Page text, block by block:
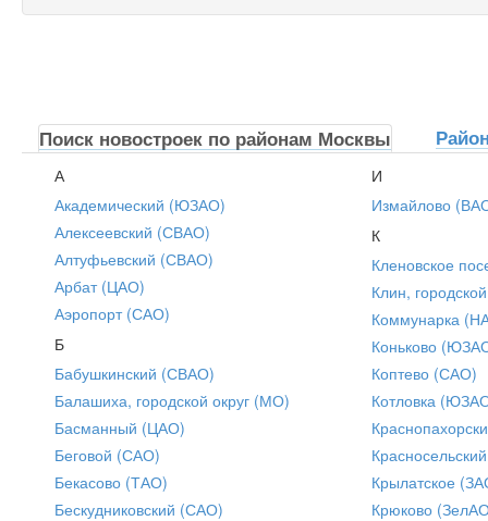
Поиск новостроек по районам Москвы
А
Академический (ЮЗАО)
Алексеевский (СВАО)
Алтуфьевский (СВАО)
Арбат (ЦАО)
Аэропорт (САО)
Б
Бабушкинский (СВАО)
Балашиха, городской округ (МО)
Басманный (ЦАО)
Беговой (САО)
Бекасово (ТАО)
Бескудниковский (САО)
И
Измайлово
К
Кленовское
Клин,
Коммунарка
Коньково
Коптево (САО)
Котловка
Крылатское
Крюково